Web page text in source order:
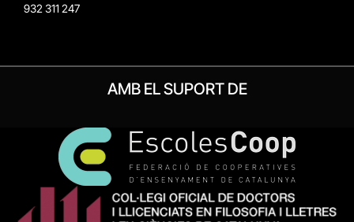
932 311 247
AMB EL SUPORT DE